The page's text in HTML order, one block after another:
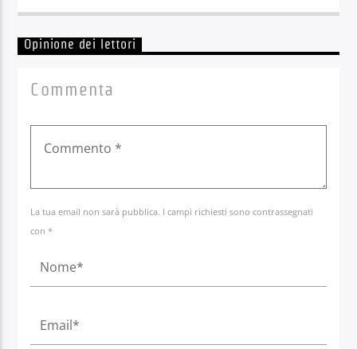
Opinione dei lettori
Commenta
La tua email non sarà pubblica. I campi richiesti sono contrassegnati
con *